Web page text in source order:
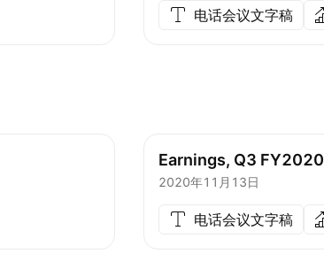
电话会议文字稿
Earnings, Q3 FY2020
2020年11月13日
电话会议文字稿